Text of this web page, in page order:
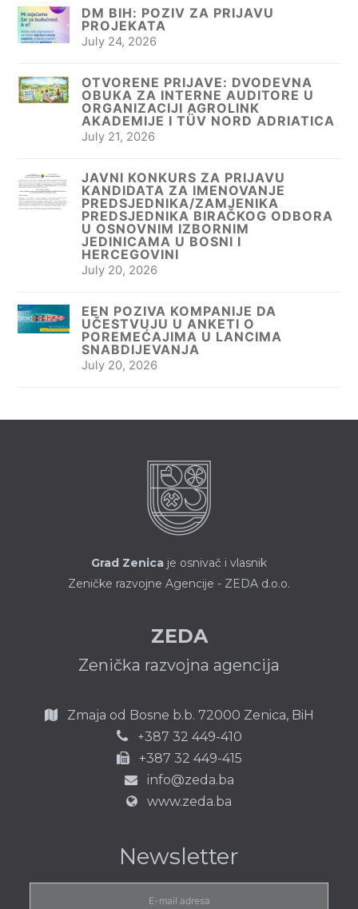
DM BIH: POZIV ZA PRIJAVU
PROJEKATA
July 24, 2026
OTVORENE PRIJAVE: DVODEVNA
OBUKA ZA INTERNE AUDITORE U
ORGANIZACIJI AGROLINK
AKADEMIJE I TÜV NORD ADRIATICA
July 21, 2026
JAVNI KONKURS ZA PRIJAVU
KANDIDATA ZA IMENOVANJE
PREDSJEDNIKA/ZAMJENIKA
PREDSJEDNIKA BIRAČKOG ODBORA
U OSNOVNIM IZBORNIM
JEDINICAMA U BOSNI I
HERCEGOVINI
July 20, 2026
EEN POZIVA KOMPANIJE DA
UČESTVUJU U ANKETI O
POREMEĆAJIMA U LANCIMA
SNABDIJEVANJA
July 20, 2026
Grad Zenica je osnivač i vlasnik
Zeničke razvojne Agencije - ZEDA d.o.o.
ZEDA
Zenička razvojna agencija
Zmaja od Bosne b.b. 72000 Zenica, BiH
+387 32 449-410
+387 32 449-415
info@zeda.ba
www.zeda.ba
Newsletter